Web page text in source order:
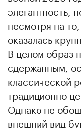
элегантность,
несмотря на
оказалась
В целом образ
сдержанным,
классической
традиционно
Однако не
внешний вид